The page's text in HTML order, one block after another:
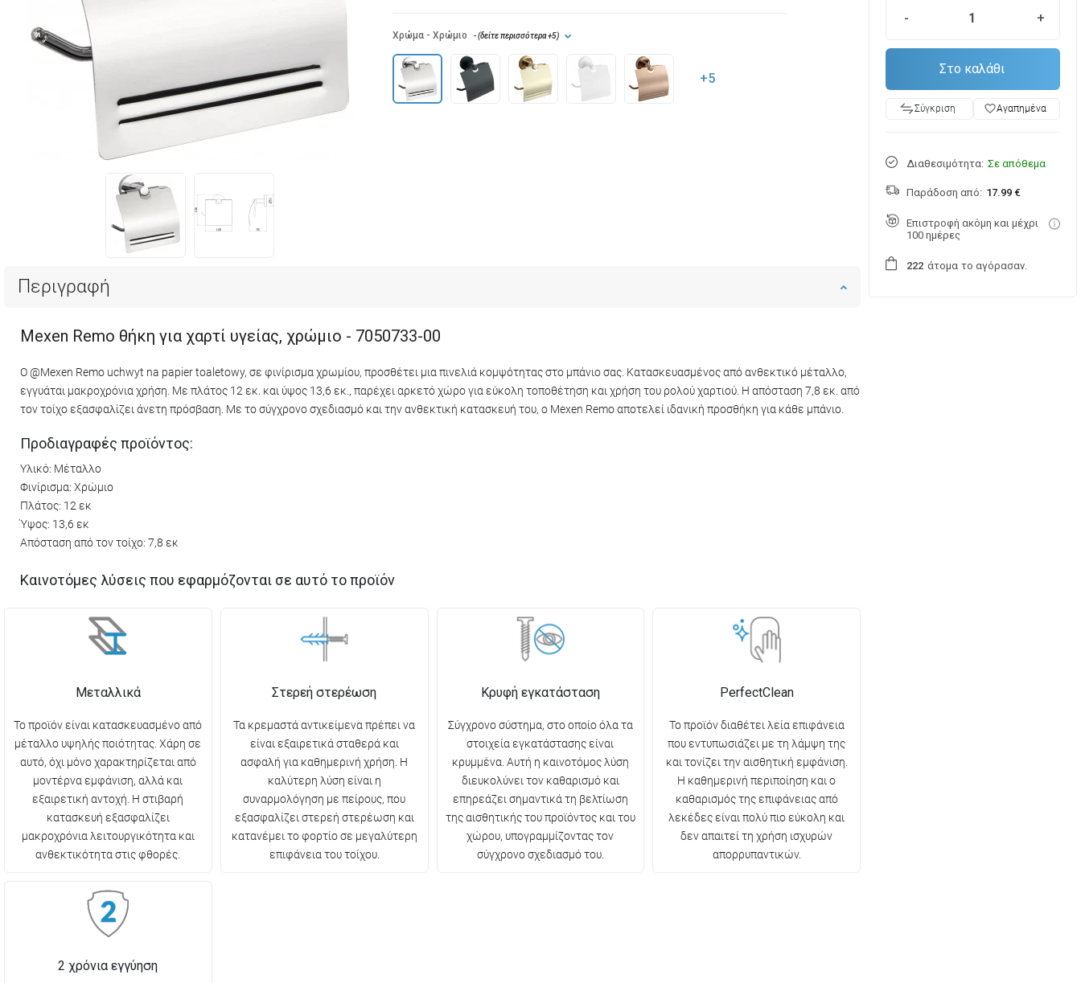
Χρώμα - Χρώμιο - (δείτε περισσότερα+5)
+5
Περιγραφή
Mexen Remo θήκη για χαρτί υγείας, χρώμιο - 7050733-00
Ο @Mexen Remo uchwyt na papier toaletowy, σε φινίρισμα χρωμίου, προσθέτει μια πινελιά κομψότητας στο μπάνιο σας. Κατασκευασμένος από ανθεκτικό μέταλλο,
εγγυάται μακροχρόνια χρήση. Με πλάτος 12 εκ. και ύψος 13,6 εκ., παρέχει αρκετό χώρο για εύκολη τοποθέτηση και χρήση του ρολού χαρτιού. Η απόσταση 7,8 εκ. από
τον τοίχο εξασφαλίζει άνετη πρόσβαση. Με το σύγχρονο σχεδιασμό και την ανθεκτική κατασκευή του, ο Mexen Remo αποτελεί ιδανική προσθήκη για κάθε μπάνιο.
Προδιαγραφές προϊόντος:
Υλικό: Μέταλλο
Φινίρισμα: Χρώμιο
Πλάτος: 12 εκ
Ύψος: 13,6 εκ
Απόσταση από τον τοίχο: 7,8 εκ
Καινοτόμες λύσεις που εφαρμόζονται σε αυτό το προϊόν
Μεταλλικά
Το προϊόν είναι κατασκευασμένο από
μέταλλο υψηλής ποιότητας. Χάρη σε
αυτό, όχι μόνο χαρακτηρίζεται από
μοντέρνα εμφάνιση, αλλά και
εξαιρετική αντοχή. Η στιβαρή
κατασκευή εξασφαλίζει
μακροχρόνια λειτουργικότητα και
ανθεκτικότητα στις φθορές.
Στερεή στερέωση
Τα κρεμαστά αντικείμενα πρέπει να
είναι εξαιρετικά σταθερά και
ασφαλή για καθημερινή χρήση. Η
καλύτερη λύση είναι η
συναρμολόγηση με πείρους, που
εξασφαλίζει στερεή στερέωση και
κατανέμει το φορτίο σε μεγαλύτερη
επιφάνεια του τοίχου.
Κρυφή εγκατάσταση
Σύγχρονο σύστημα, στο οποίο όλα τα
στοιχεία εγκατάστασης είναι
κρυμμένα. Αυτή η καινοτόμος λύση
διευκολύνει τον καθαρισμό και
επηρεάζει σημαντικά τη βελτίωση
της αισθητικής του προϊόντος και του
χώρου, υπογραμμίζοντας τον
σύγχρονο σχεδιασμό του.
PerfectClean
Το προϊόν διαθέτει λεία επιφάνεια
που εντυπωσιάζει με τη λάμψη της
και τονίζει την αισθητική εμφάνιση.
Η καθημερινή περιποίηση και ο
καθαρισμός της επιφάνειας από
λεκέδες είναι πολύ πιο εύκολη και
δεν απαιτεί τη χρήση ισχυρών
απορρυπαντικών.
2 χρόνια εγγύηση
- +
Στο καλάθι
Σύγκριση favorite_borderΑγαπημένα
Διαθεσιμότητα: Σε απόθεμα
Παράδοση από: 17.99 €
Επιστροφή ακόμη και μέχρι
100 ημέρες
222 άτομα το αγόρασαν.